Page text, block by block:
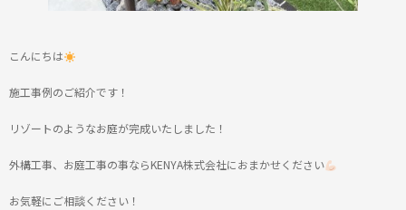
こんにちは
施工事例のご紹介です！
リゾートのようなお庭が完成いたしました！
外構工事、お庭工事の事ならKENYA株式会社におまかせください
お気軽にご相談ください！